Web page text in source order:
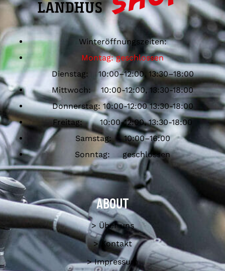
Winteröffnungszeiten:
Montag: geschlossen
Dienstag: 10:00–12:00, 13:30–18:00
Mittwoch: 10:00-12:00, 13:30-18:00
Donnerstag: 10:00-12:00 13:30-18:00
Freitag: 10:00-12:00, 13:30-18:00
Samstag: 10:00–16:00
Sonntag: geschlossen
ABOUT
> Über uns
> Kontakt
> Impressum